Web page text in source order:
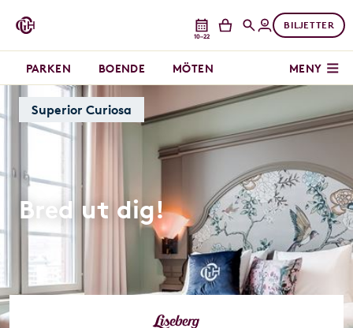
10–22
BILJETTER
PARKEN BOENDE MÖTEN MENY
Superior Curiosa
Bred ut dig!